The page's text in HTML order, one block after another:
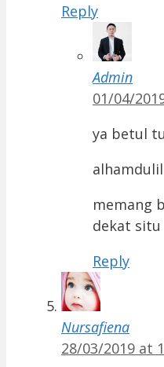
Reply
Admin
01/04/
ya betul
memang
dekat situ
Reply
Nursafiena
28/03/2019 at